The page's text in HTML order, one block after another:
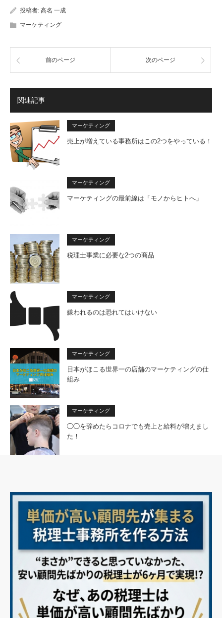
投稿者: 高名 一成
マーケティング
前のページ 次のページ
関連記事
マーケティング
売上が増えている事務所はこの2つをやっている！
マーケティング
マーケティングの最前線は「モノからヒトへ」
マーケティング
税理士事業に必要な2つの商品
マーケティング
嫌われるのは恐れてはいけない
マーケティング
日本がほこる世界一の店舗のマーケティングの仕
組み
マーケティング
◯◯を辞めたらコロナでも売上と給料が増えまし
た！